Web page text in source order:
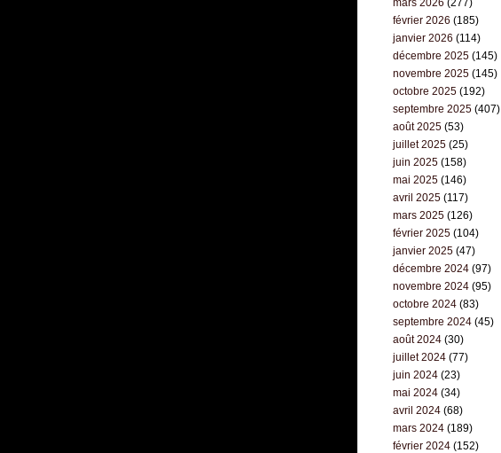
mars 2026 (277)
février 2026 (185)
janvier 2026 (114)
décembre 2025(145)
novembre 2025(145)
octobre 2025(192)
septembre 2025(407)
août 2025(53)
juillet 2025(25)
juin 2025(158)
mai 2025(146)
avril 2025(117)
mars 2025(126)
février 2025(104)
janvier 2025(47)
décembre 2024(97)
novembre 2024(95)
octobre 2024(83)
septembre 2024(45)
août 2024(30)
juillet 2024(77)
juin 2024(23)
mai 2024(34)
avril 2024(68)
mars 2024(189)
février 2024(152)